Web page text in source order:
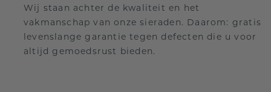
Wij staan achter de kwaliteit en het
vakmanschap van onze sieraden. Daarom: gratis
levenslange garantie tegen defecten die u voor
altijd gemoedsrust bieden.